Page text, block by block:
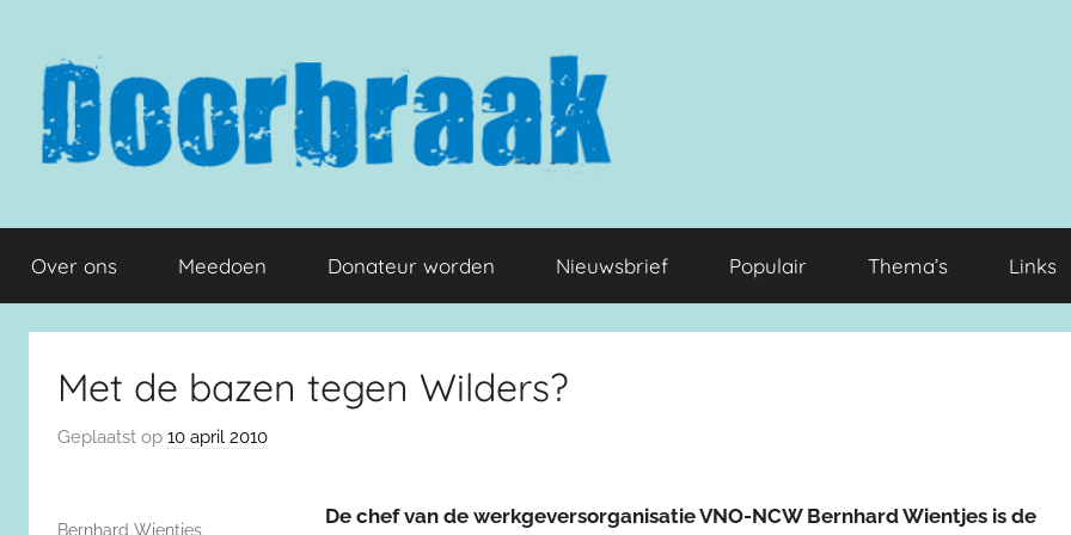
inhoud
springen
Doorbraak.eu
Over ons Meedoen Donateur worden Nieuwsbrief Populair Thema’s Links
Met de bazen tegen Wilders?
Geplaatst op 10 april 2010
Bernhard Wientjes
De chef van de werkgeversorganisatie VNO-NCW Bernhard Wientjes is de